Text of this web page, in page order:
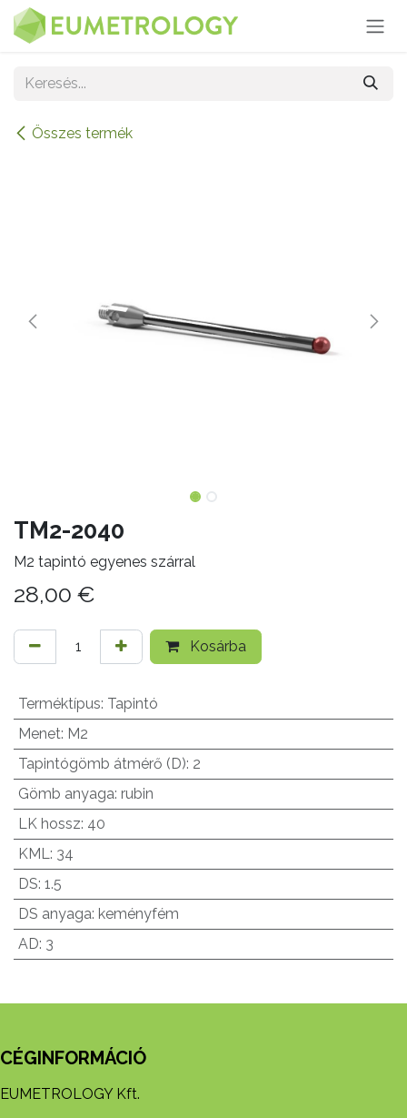
Kihagyás és továbblépés a tartalomhoz
Összes termék
TM2-2040
M2 tapintó egyenes szárral
28,00 €
Kosárba
Terméktípus: Tapintó
Menet: M2
Tapintógömb átmérő (D): 2
Gömb anyaga: rubin
LK hossz: 40
KML: 34
DS: 1.5
DS anyaga: keményfém
AD: 3
CÉGINFORMÁCIÓ
EUMETROLOGY Kft.